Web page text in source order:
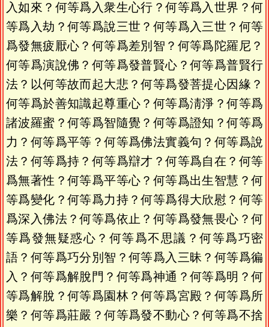
入如來？何等爲入衆生心行？何等爲入世界？何
等爲入劫？何等爲說三世？何等爲入三世？何等
爲發無疲厭心？何等爲差別智？何等爲陀羅尼？
何等爲演說佛？何等爲發普賢心？何等爲普賢行
法？以何等故而起大悲？何等爲發菩提心因緣？
何等爲於善知識起尊重心？何等爲淸淨？何等爲
諸波羅蜜？何等爲智隨覺？何等爲證知？何等爲
力？何等爲平等？何等爲佛法實義句？何等爲說
法？何等爲持？何等爲辯才？何等爲自在？何等
爲無著性？何等爲平等心？何等爲出生智慧？何
等爲變化？何等爲力持？何等爲得大欣慰？何等
爲深入佛法？何等爲依止？何等爲發無畏心？何
等爲發無疑惑心？何等爲不思議？何等爲巧密
語？何等爲巧分別智？何等爲入三昧？何等爲徧
入？何等爲解脫門？何等爲神通？何等爲明？何
等爲解脫？何等爲園林？何等爲宮殿？何等爲所
樂？何等爲莊嚴？何等爲發不動心？何等爲不捨